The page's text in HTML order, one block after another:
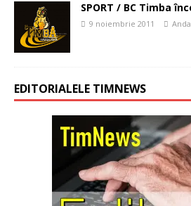
SPORT / BC Timba
9 noiembrie 2011
EDITORIALELE TIMNEWS